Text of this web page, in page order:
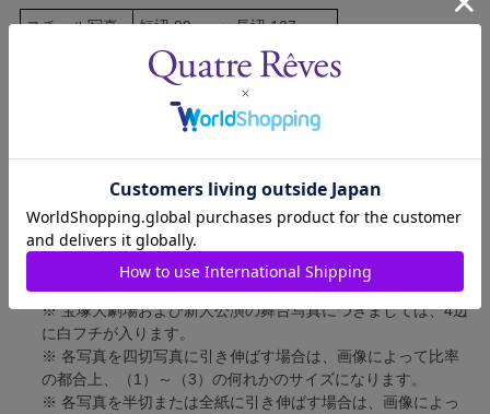
スチール写真
短辺 89mm × 長辺 127mm
短辺 127mm × 長辺 178mm
短辺 217mm × 長辺 305mm
短辺 213mm × 長辺 305mm
短辺 305mm × 長辺 432mm
全紙写真
短辺 402mm × 長辺 559mm
写真のサイズにつきまして、下記の件も併せてご了承ください。
※ 宝塚大劇場および新人公演の舞台写真につきましては、4辺
に白フチが入ります。
※ 各写真を四切写真に引き伸ばす場合は、画像によって比率
の都合上、（1）～（3）の何れかのサイズになります。
※ 各写真を半切または全紙に引き伸ばす場合は、画像によっ